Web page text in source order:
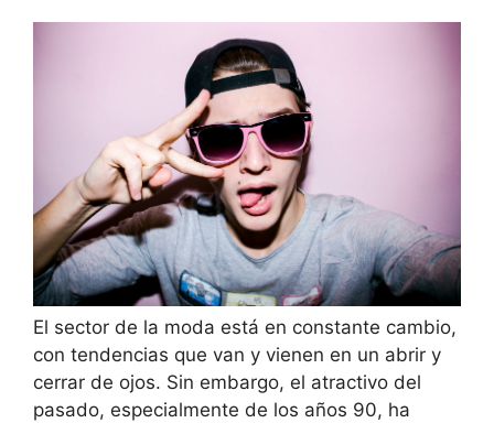
El sector de la moda está en constante cambio,
con tendencias que van y vienen en un abrir y
cerrar de ojos. Sin embargo, el atractivo del
pasado, especialmente de los años 90, ha